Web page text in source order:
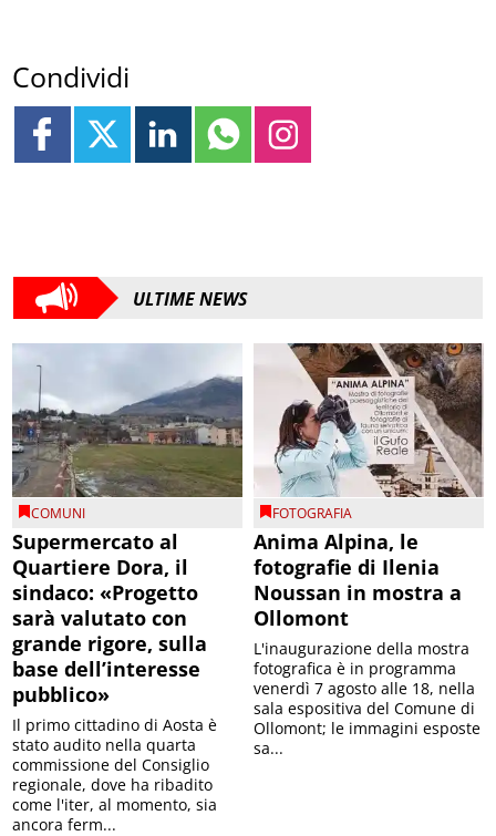
Condividi
ULTIME NEWS
COMUNI
Supermercato al
Quartiere Dora, il
sindaco: «Progetto
sarà valutato con
grande rigore, sulla
base dell’interesse
pubblico»
Il primo cittadino di Aosta è
stato audito nella quarta
commissione del Consiglio
regionale, dove ha ribadito
come l'iter, al momento, sia
ancora ferm...
FOTOGRAFIA
Anima Alpina, le
fotografie di Ilenia
Noussan in mostra a
Ollomont
L'inaugurazione della mostra
fotografica è in programma
venerdì 7 agosto alle 18, nella
sala espositiva del Comune di
Ollomont; le immagini esposte
sa...